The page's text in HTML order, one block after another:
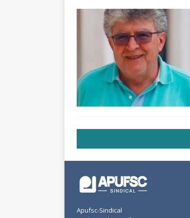
Apufsc-Sindical